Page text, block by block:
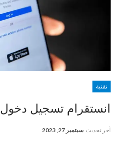
تقنية
انستقرام تسجيل دخول
آخر تحديث سبتمبر 27, 2023